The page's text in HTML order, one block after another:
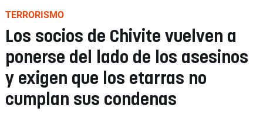
TERRORISMO
Los socios de Chivite vuelven a
ponerse del lado de los asesinos
y exigen que los etarras no
cumplan sus condenas